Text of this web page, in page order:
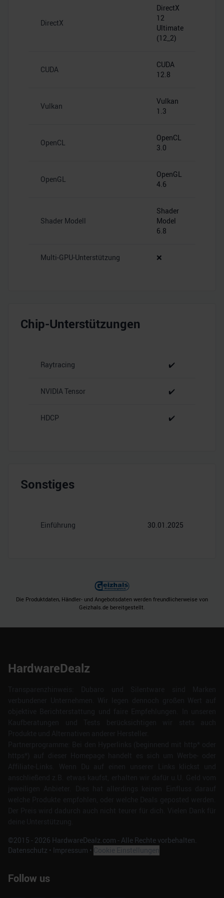
DirectX
DirectX
12
Ultimate
(12_2)
CUDA
CUDA
12.8
Vulkan
Vulkan
1.3
OpenCL
OpenCL
3.0
OpenGL
OpenGL
4.6
Shader Modell
Shader
Model
6.8
Multi-GPU-Unterstützung ❌
Chip-Unterstützungen
Raytracing ✔️
NVIDIA Tensor ✔️
HDCP ✔️
Sonstiges
Einführung 30.01.2025
Die Produktdaten, Händler- und Angebotsdaten werden freundlicherweise von
Geizhals.de bereitgestellt.
HardwareDealz
©2015 - 2026 HardwareDealz.com - Alle Rechte vorbehalten.
Datenschutz • Impressum •
Follow us